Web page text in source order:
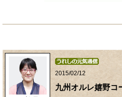
2015/02/12
九州オルレ嬉野コ